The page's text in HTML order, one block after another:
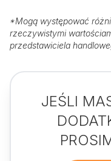
*Mogą występować
rzeczywistymi
przedstawiciela
JEŚLI